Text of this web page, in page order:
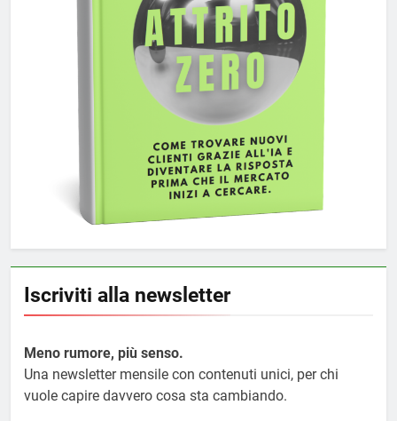
Iscriviti alla newsletter
Meno rumore, più senso.
Una newsletter mensile con contenuti unici, per chi
vuole capire davvero cosa sta cambiando.